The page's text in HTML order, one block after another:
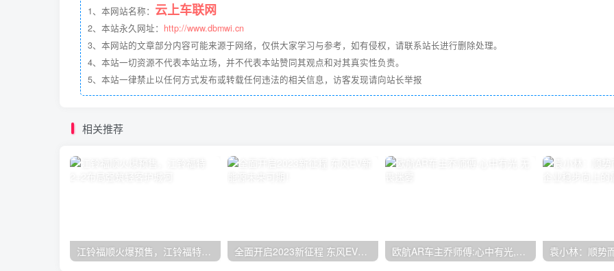
1、本网站名称： 云上车联网
2、本站永久网址： http://www.dbmwi.cn
3、本网站的文章部分内容可能来源于网络，仅供大家学习与参考，如有侵权，请联系站长进行删除处理。
4、本站一切资源不代表本站立场，并不代表本站赞同其观点和对其真实性负责。
5、本站一律禁止以任何方式发布或转载任何违法的相关信息，访客发现请向站长举报
相关推荐
江铃福顺火爆预售，江铃福特2+2布局强筑轻客护城河 全面开启2023新征程 东风EV新能源未来可期！ 欧航AR车主乔师傅:心中有光,无畏迷雾